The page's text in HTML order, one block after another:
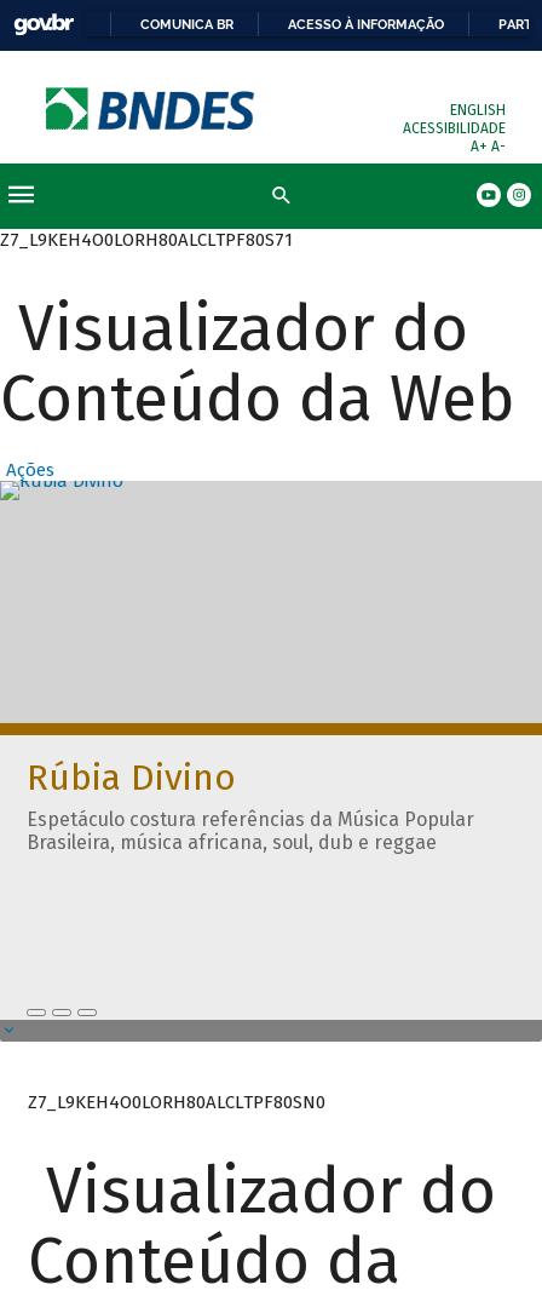
COMUNICA BR ACESSO À INFORMAÇÃO
ENGLISH
ACESSIBILIDADE
A+ A-
Z7_L9KEH4O0LORH80ALCLTPF80S71
Visualizador do
Conteúdo da Web
Ações
Destaques
Rúbia Divino
Espetáculo costura referências da Música Popular
Brasileira, música africana, soul, dub e reggae
Z7_L9KEH4O0LORH80ALCLTPF80SN0
Visualizador do
Conteúdo da